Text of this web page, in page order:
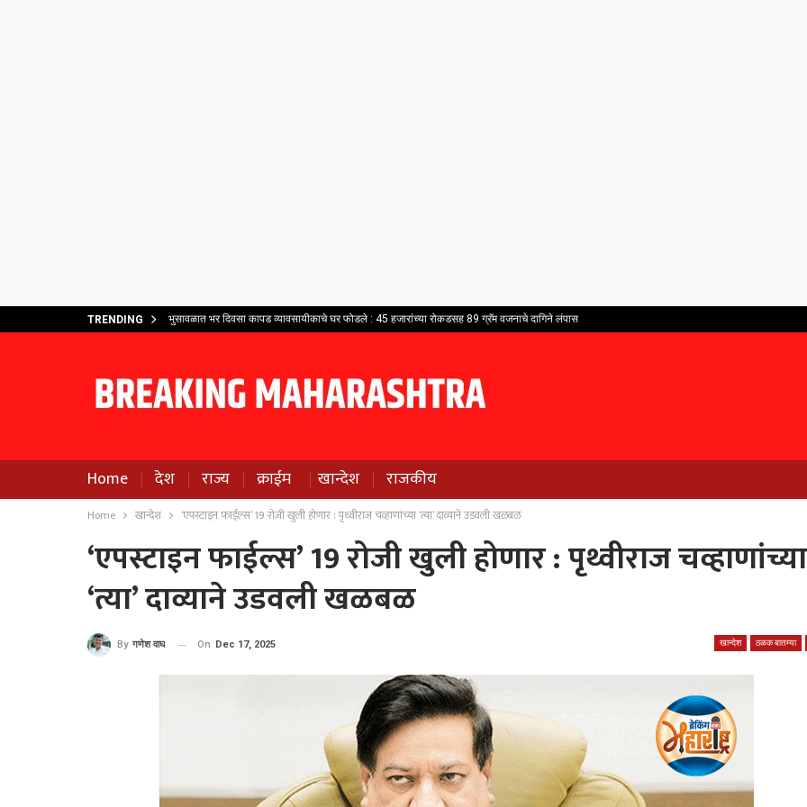
TRENDING भुसावळात भर दिवसा कापड व्यावसायीकाचे घर फोडले : 45 हजारांच्या रोकडसह 89 ग्रॅम वजनाचे दागिने लंपास
Home देश राज्य क्राईम खान्देश राजकीय
Home खान्देश ‘एपस्टाइन फाईल्स’ 19 रोजी खुली होणार : पृथ्वीराज चव्हाणांच्या ‘त्या’ दाव्याने उडवली खळबळ
‘एपस्टाइन फाईल्स’ 19 रोजी खुली होणार : पृथ्वीराज चव्हाणांच्या
‘त्या’ दाव्याने उडवली खळबळ
खान्देश ठळक बातम्या
By गणेश वाघ On Dec 17, 2025